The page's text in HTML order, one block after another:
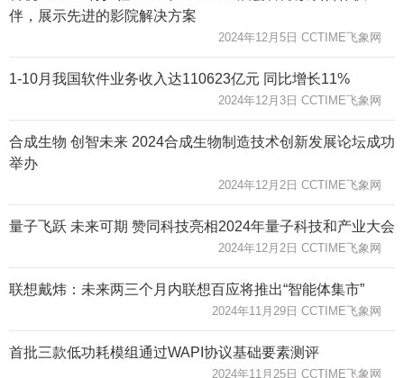
伴，展示先进的影院解决方案
2024年12月5日 CCTIME飞象网
1-10月我国软件业务收入达110623亿元 同比增长11%
2024年12月3日 CCTIME飞象网
合成生物 创智未来 2024合成生物制造技术创新发展论坛成功
举办
2024年12月2日 CCTIME飞象网
量子飞跃 未来可期 赞同科技亮相2024年量子科技和产业大会
2024年12月2日 CCTIME飞象网
联想戴炜：未来两三个月内联想百应将推出“智能体集市”
2024年11月29日 CCTIME飞象网
首批三款低功耗模组通过WAPI协议基础要素测评
2024年11月25日 CCTIME飞象网